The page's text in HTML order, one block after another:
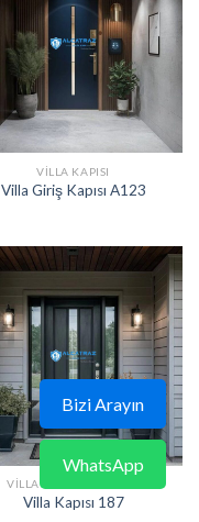
VILLA KAPISI
Villa Giriş Kapısı A123
VILLA KAPI MODELLERI
Villa Kapısı 187
Bizi Arayın
WhatsApp